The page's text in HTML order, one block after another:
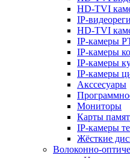
HD-TVI
IP-
HD-TVI
IP-камеры
IP-камеры
IP-камеры
IP-камеры
Акссесуары
Мониторы
Карты
IP-камеры
Жёсткие
Волоконно-